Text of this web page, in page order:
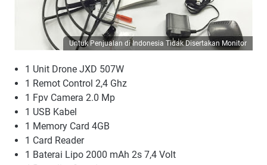
Untuk Penjualan di Indonesia Tidak Disertakan Monitor
1 Unit Drone JXD 507W
1 Remot Control 2,4 Ghz
1 Fpv Camera 2.0 Mp
1 USB Kabel
1 Memory Card 4GB
1 Card Reader
1 Baterai Lipo 2000 mAh 2s 7,4 Volt